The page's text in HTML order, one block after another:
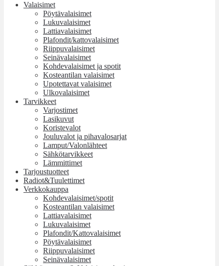
Valaisimet
Pöytävalaisimet
Lukuvalaisimet
Lattiavalaisimet
Plafondit/kattovalaisimet
Riippuvalaisimet
Seinävalaisimet
Kohdevalaisimet ja spotit
Kosteantilan valaisimet
Upotettavat valaisimet
Ulkovalaisimet
Tarvikkeet
Varjostimet
Lasikuvut
Koristevalot
Jouluvalot ja pihavalosarjat
Lamput/Valonlähteet
Sähkötarvikkeet
Lämmittimet
Tarjoustuotteet
Radiot&Tuulettimet
Verkkokauppa
Kohdevalaisimet/spotit
Kosteantilan valaisimet
Lattiavalaisimet
Lukuvalaisimet
Plafondit/Kattovalaisimet
Pöytävalaisimet
Riippuvalaisimet
Seinävalaisimet